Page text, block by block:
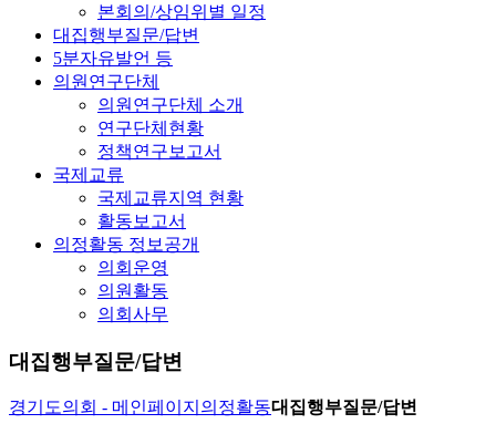
본회의/상임위별 일정
대집행부질문/답변
5분자유발언 등
의원연구단체
의원연구단체 소개
연구단체현황
정책연구보고서
국제교류
국제교류지역 현황
활동보고서
의정활동 정보공개
의회운영
의원활동
의회사무
대집행부질문/답변
경기도의회 - 메인페이지 의정활동대집행부질문/답변